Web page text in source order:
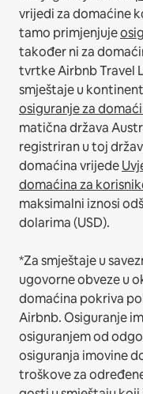
vrijedi za domaćine
tamo primjenjuje
također ni za
tvrtke Airbnb Travel
smještaje u
osiguranje za
matična država
registriran u toj
domaćina vrijede
domaćina za
maksimalni iznosi
dolarima (USD).
*Za smještaje u
ugovorne obveze u
domaćina pokriva
Airbnb. Osiguranje
osiguranjem od
osiguranja imovine
troškove za